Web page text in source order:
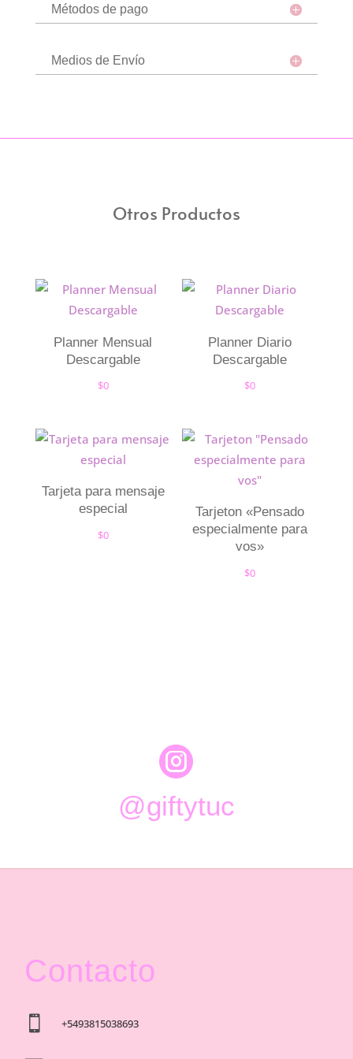
Métodos de pago
Medios de Envío
Otros Productos
Planner Mensual
Descargable
$0
Planner Diario
Descargable
$0
Tarjeta para mensaje
especial
$0
Tarjeton «Pensado
especialmente para
vos»
$0

@giftytuc
Contacto
 +5493815038693